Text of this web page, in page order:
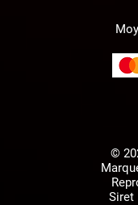
©
Siret